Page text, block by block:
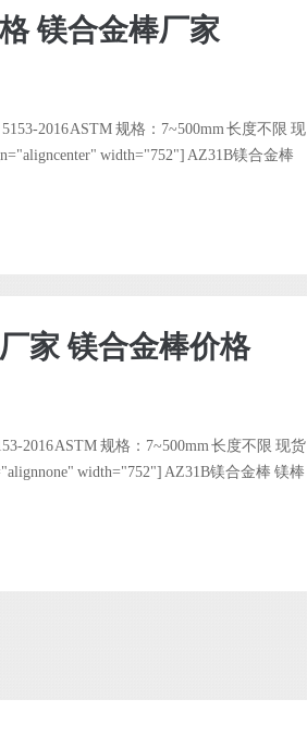
镁合金棒厂家
2016 ASTM 规格：7~500mm 长度不限 现
width="752"] AZ31B镁合金棒
家 镁合金棒价格
2016 ASTM 规格：7~500mm 长度不限 现货
width="752"] AZ31B镁合金棒 镁棒